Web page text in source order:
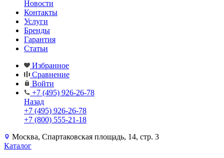
Новости
Контакты
Услуги
Бренды
Гарантия
Статьи
Избранное
Сравнение
Войти
+7 (495) 926-26-78
Назад
+7 (495) 926-26-78
+7 (800) 555-21-18
Москва, Спартаковская площадь, 14, стр. 3
Каталог